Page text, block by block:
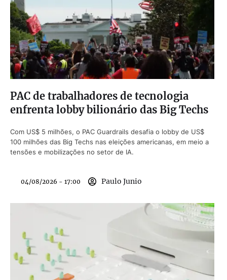
PAC de trabalhadores de tecnologia
enfrenta lobby bilionário das Big Techs
Com US$ 5 milhões, o PAC Guardrails desafia o lobby de US$
100 milhões das Big Techs nas eleições americanas, em meio a
tensões e mobilizações no setor de IA.
04/08/2026 - 17:00 Paulo Junio